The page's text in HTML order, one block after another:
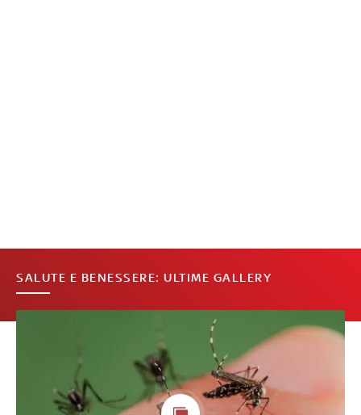
SALUTE E BENESSERE: ULTIME GALLERY